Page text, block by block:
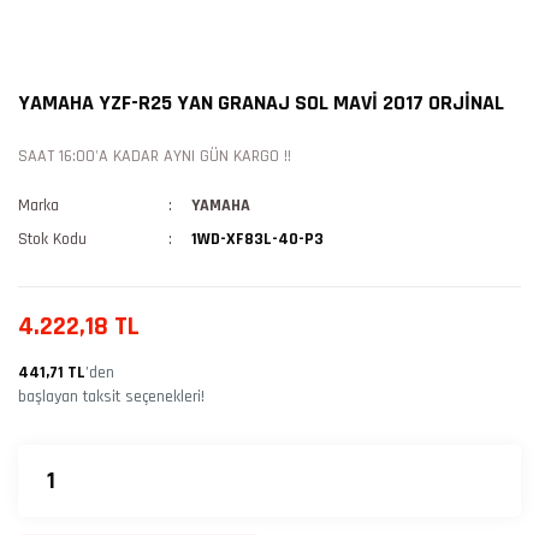
YAMAHA YZF-R25 YAN GRANAJ SOL MAVİ 2017 ORJİNAL
SAAT 16:00'A KADAR AYNI GÜN KARGO !!
Marka
YAMAHA
Stok Kodu
1WD-XF83L-40-P3
4.222,18 TL
441,71 TL’den
başlayan taksit seçenekleri!